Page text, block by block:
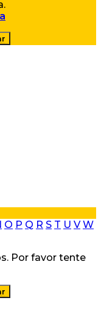
O P Q R S T U V W
Por favor tente